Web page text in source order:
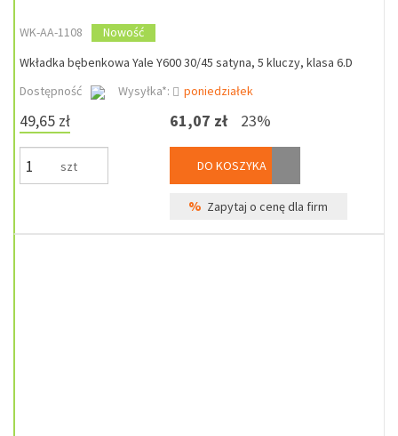
WK-AA-1108
Nowość
Wkładka bębenkowa Yale Y600 30/45 satyna, 5 kluczy, klasa 6.D
Dostępność
Wysyłka*: poniedziałek
49,65 zł
szt
61,07 zł 23%
DO KOSZYKA
% Zapytaj o cenę dla firm